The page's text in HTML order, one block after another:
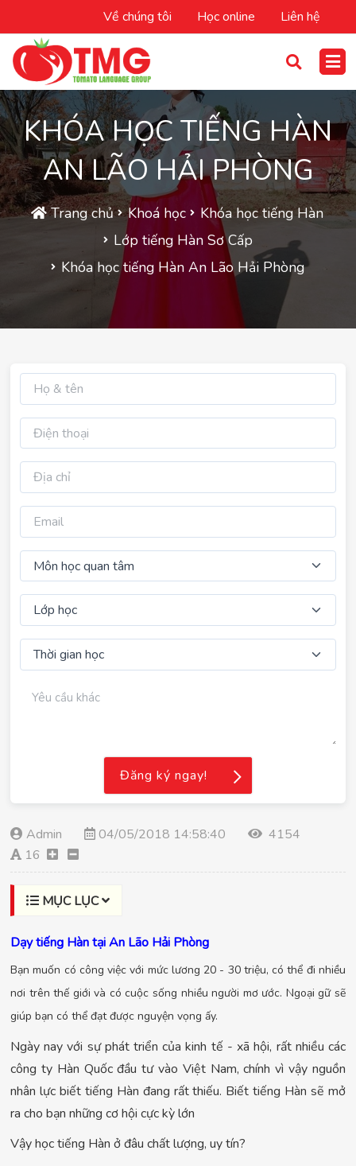
Về chúng tôi Học online Liên hệ
KHÓA HỌC TIẾNG HÀN
AN LÃO HẢI PHÒNG
Trang chủ Khoá học
Khóa học tiếng Hàn
Lớp tiếng Hàn Sơ Cấp
Khóa học tiếng Hàn An Lão Hải Phòng
Admin 04/05/2018 14:58:40
4154
16
MỤC LỤC
Dạy tiếng Hàn tại An Lão Hải Phòng
Bạn muốn có công việc với mức lương 20 - 30 triệu, có thể đi nhiều
nơi trên thế giới và có cuộc sống nhiều người mơ ước. Ngoại gữ sẽ
giúp bạn có thể đạt được nguyện vọng ấy.
Ngày nay với sự phát triển của kinh tế - xã hội, rất nhiều các
công ty Hàn Quốc đầu tư vào Việt Nam, chính vì vậy nguồn
nhân lực biết tiếng Hàn đang rất thiếu. Biết tiếng Hàn sẽ mở
ra cho bạn những cơ hội cực kỳ lớn
Vậy học tiếng Hàn ở đâu chất lượng, uy tín?
Đăng ký ngay!